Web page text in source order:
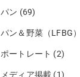
パン (69)
パン＆野菜（LFBG）
ポートレート (2)
メディア掲載 (1)